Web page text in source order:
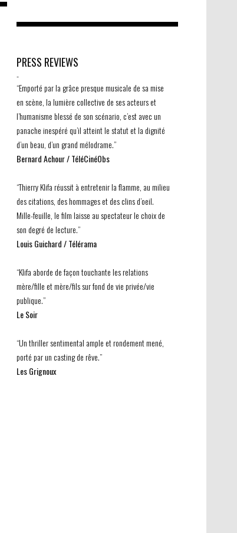
PRESS REVIEWS
-
“Emporté par la grâce presque musicale de sa mise
en scène, la lumière collective de ses acteurs et
l’humanisme blessé de son scénario, c’est avec un
panache inespéré qu’il atteint le statut et la dignité
d’un beau, d’un grand mélodrame.”
Bernard Achour / TéléCinéObs
“Thierry Klifa réussit à entretenir la flamme, au milieu
des citations, des hommages et des clins d’oeil.
Mille-feuille, le film laisse au spectateur le choix de
son degré de lecture.”
Louis Guichard / Télérama
“Klifa aborde de façon touchante les relations
mère/fille et mère/fils sur fond de vie privée/vie
publique.”
Le Soir
“Un thriller sentimental ample et rondement mené,
porté par un casting de rêve.”
Les Grignoux